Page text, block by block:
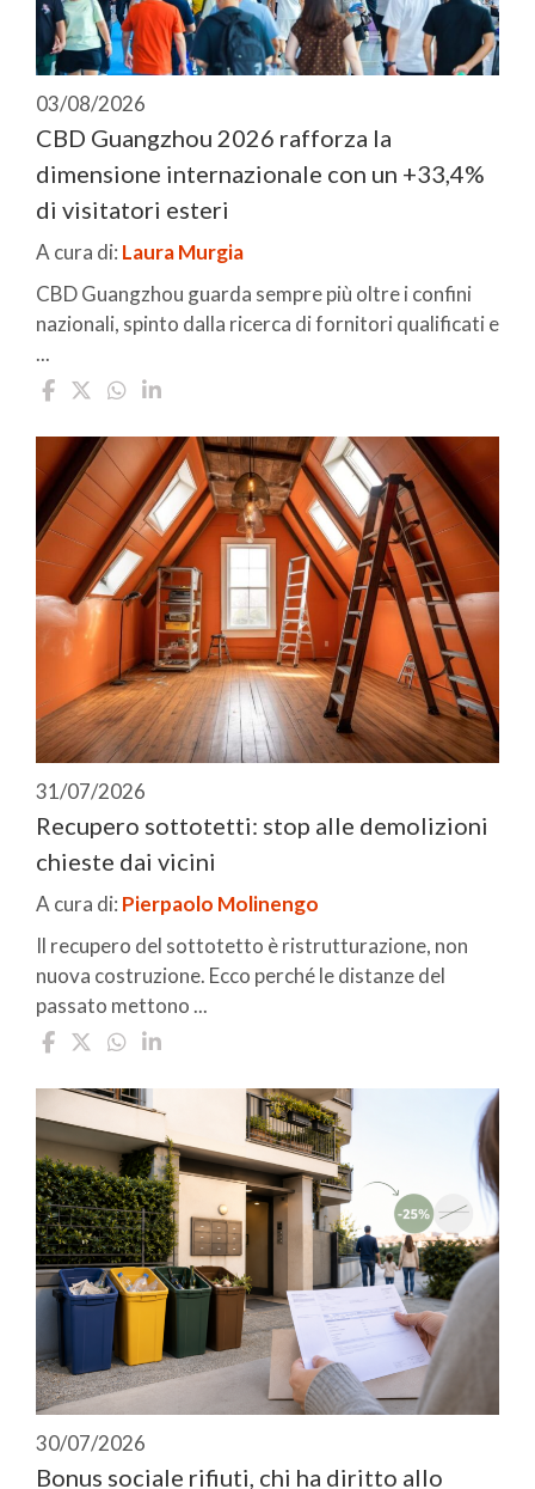
03/08/2026
CBD Guangzhou 2026 rafforza la
dimensione internazionale con un +33,4%
di visitatori esteri
A cura di: Laura Murgia
CBD Guangzhou guarda sempre più oltre i confini
nazionali, spinto dalla ricerca di fornitori qualificati e
...
31/07/2026
Recupero sottotetti: stop alle demolizioni
chieste dai vicini
A cura di: Pierpaolo Molinengo
Il recupero del sottotetto è ristrutturazione, non
nuova costruzione. Ecco perché le distanze del
passato mettono ...
30/07/2026
Bonus sociale rifiuti, chi ha diritto allo